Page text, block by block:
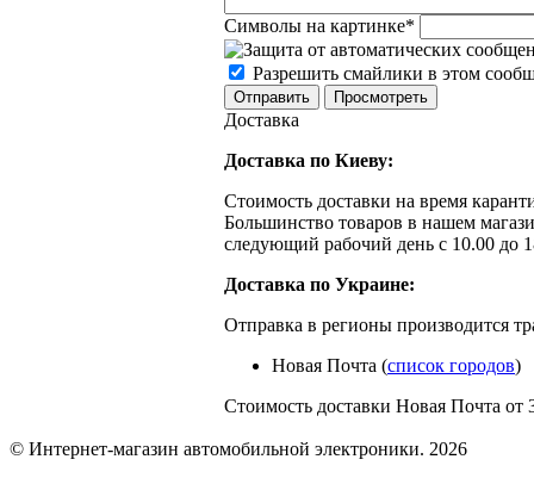
Символы на картинке*
Разрешить смайлики в этом
Доставка
Доставка по Киеву:
Стоимость доставки на время
Большинство товаров в нашем
следующий рабочий день с 10.00 до
Доставка по Украине:
Отправка в регионы производится
Новая Почта (список городов)
Стоимость доставки Новая Почта от
© Интернет-магазин автомобильной электроники. 2026